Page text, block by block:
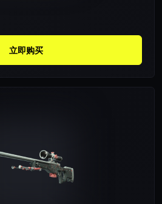
立即购买